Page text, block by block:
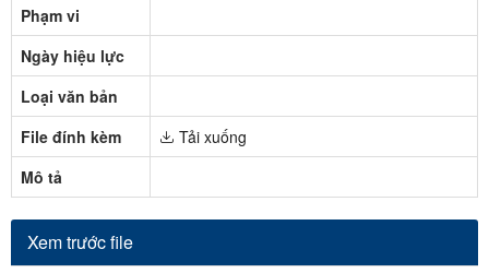
Phạm vi
Ngày hiệu lực
Loại văn bản
File đính kèm
Tải xuống
Mô tả
Xem trước file